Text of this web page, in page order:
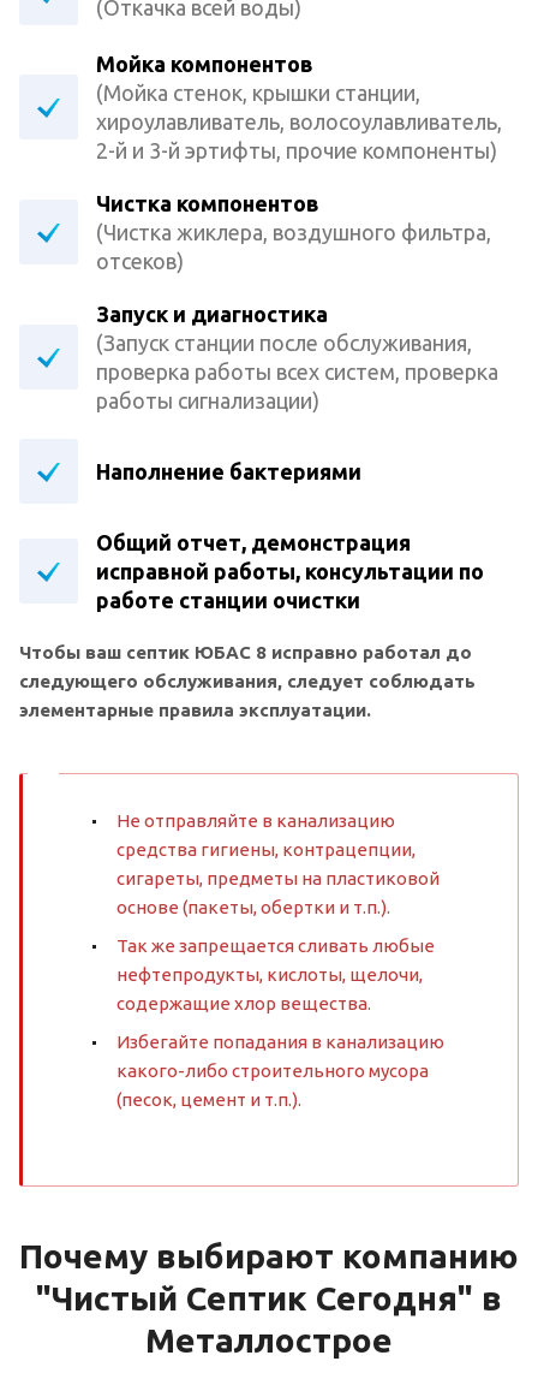
(Откачка всей воды)
Мойка компонентов
(Мойка стенок, крышки станции,
хироулавливатель, волосоулавливатель,
2-й и 3-й эртифты, прочие компоненты)
Чистка компонентов
(Чистка жиклера, воздушного фильтра,
отсеков)
Запуск и диагностика
(Запуск станции после обслуживания,
проверка работы всех систем, проверка
работы сигнализации)
Наполнение бактериями
Общий отчет, демонстрация
исправной работы, консультации по
работе станции очистки
Чтобы ваш септик ЮБАС 8 исправно работал до
следующего обслуживания, следует соблюдать
элементарные правила эксплуатации.
Не отправляйте в канализацию
средства гигиены, контрацепции,
сигареты, предметы на пластиковой
основе (пакеты, обертки и т.п.).
Так же запрещается сливать любые
нефтепродукты, кислоты, щелочи,
содержащие хлор вещества.
Избегайте попадания в канализацию
какого-либо строительного мусора
(песок, цемент и т.п.).
Почему выбирают компанию
"Чистый Септик Сегодня" в
Металлострое